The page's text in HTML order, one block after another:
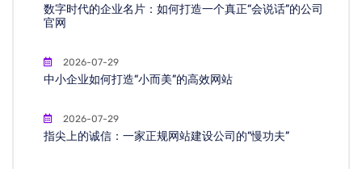
数字时代的企业名片：如何打造一个真正“会说话”的公司
官网
2026-07-29
中小企业如何打造“小而美”的高效网站
2026-07-29
指尖上的诚信：一家正规网站建设公司的“慢功夫”